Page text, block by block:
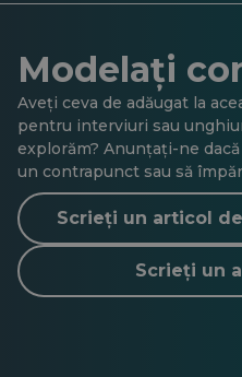
Modelați
Aveți ceva de adăugat la
pentru interviuri sau
explorăm? Anunțați-ne
un contrapunct sau să
Scrieți un articol
Scrieți un